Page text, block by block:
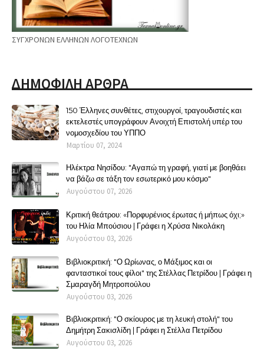
ΣΥΓΧΡΟΝΩΝ ΕΛΛΗΝΩΝ ΛΟΓΟΤΕΧΝΩΝ
ΔΗΜΟΦΙΛΗ ΑΡΘΡΑ
150 Έλληνες συνθέτες, στιχουργοί, τραγουδιστές και
εκτελεστές υπογράφουν Ανοιχτή Επιστολή υπέρ του
νομοσχεδίου του ΥΠΠΟ
Μαρτίου 07, 2024
Ηλέκτρα Νησίδου: "Αγαπώ τη γραφή, γιατί με βοηθάει
να βάζω σε τάξη τον εσωτερικό μου κόσμο"
Αυγούστου 07, 2026
Κριτική θεάτρου: «Πορφυρένιος έρωτας ή μήπως όχι;»
του Ηλία Μπούσιου | Γράφει η Χρύσα Νικολάκη
Αυγούστου 03, 2026
Βιβλιοκριτική: "Ο Ωρίωνας, ο Μάξιμος και οι
φανταστικοί τους φίλοι" της Στέλλας Πετρίδου | Γράφει η
Σμαραγδή Μητροπούλου
Αυγούστου 03, 2026
Βιβλιοκριτική: "Ο σκίουρος με τη λευκή στολή" του
Δημήτρη Σακισλίδη | Γράφει η Στέλλα Πετρίδου
Αυγούστου 03, 2026